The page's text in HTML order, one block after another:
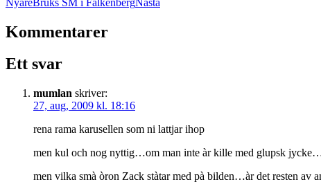
Kommentarer
Ett svar
mumlan skriver:
27, aug, 2009 kl. 18:16
rena rama karusellen som ni lattjar ihop
men kul och nog nyttig…om man inte àr kille med glupsk
men vilka smà òron Zack stàtar med pà bilden…àr det resten av